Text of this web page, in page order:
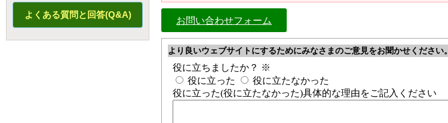
お問い合わせフォーム
より良いウェブサイトにするためにみなさまのご意見をお聞かせください。
よくある質問と回答(Q&A)